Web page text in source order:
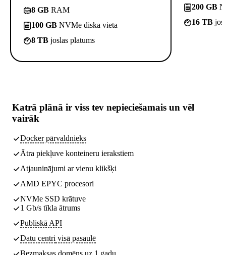
8 GB RAM
100 GB NVMe diska vieta
8 TB joslas platums
200 GB
16 TB
Katrā plānā ir viss tev nepieciešamais un vēl
vairāk
Docker pārvaldnieks
Ātra piekļuve konteineru ierakstiem
Atjauninājumi ar vienu klikšķi
AMD EPYC procesori
NVMe SSD krātuve
1 Gb/s tīkla ātrums
Publiskā API
Datu centri visā pasaulē
Bezmaksas domēns uz 1 gadu